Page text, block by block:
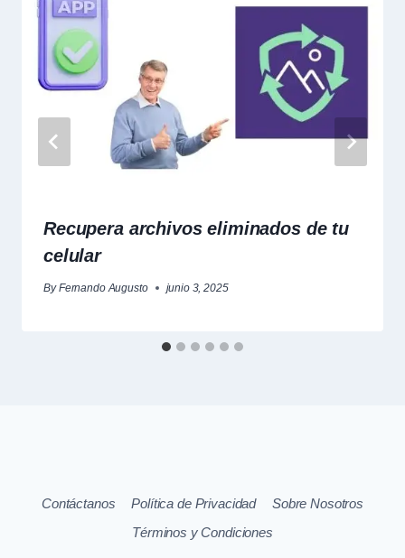
Recupera archivos eliminados de tu
celular
By Fernando Augusto junio 3, 2025
Contáctanos Política de Privacidad
Sobre Nosotros
Términos y Condiciones